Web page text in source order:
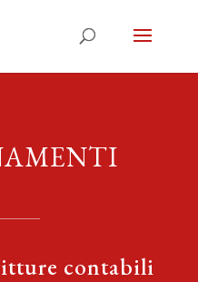
contabili